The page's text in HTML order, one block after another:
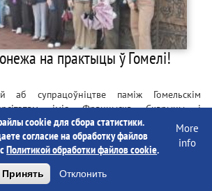
на практыцы ў Гомелі!
аб супрацоўніцтве паміж Гомельскім
імія Францыска Скарыны і
універсітэтам студэнты філалагічнага
вывучаюць беларускую мову як адну са
год запар прыязджаюць у Гомель на
Праграма ўключае збор фактычнага
у раёны Гомельскай вобласці, працу з
cookie для сбора статистики.
согласие на обработку файлов
Политикой обработки файлов cookie.
More
info
Принять Отклонить